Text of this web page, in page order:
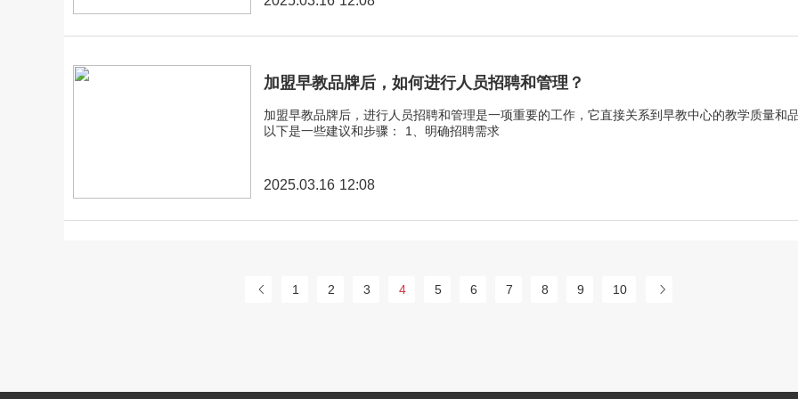
加盟早教品牌后，如何进行人员招聘和管理？
加盟早教品牌后，进行人员招聘和管理是一项重要的工作，它直接关系到早教中心的教学质量和品
以下是一些建议和步骤： 1、明确招聘需求
2025.03.16 12:08
1 2 3 4 5 6 7 8 9 10